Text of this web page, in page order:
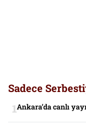
Sadece
Ankara’da canlı